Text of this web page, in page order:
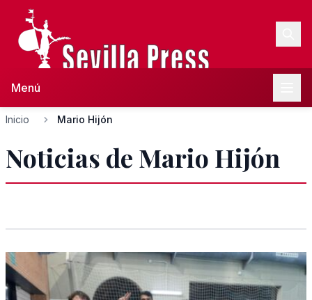
Menú
Inicio Mario Hijón
Noticias de Mario Hijón